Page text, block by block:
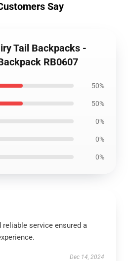
Say
Tail Backpacks -
RB0607
50%
50%
0%
0%
0%
service ensured a
Dec 14, 2024